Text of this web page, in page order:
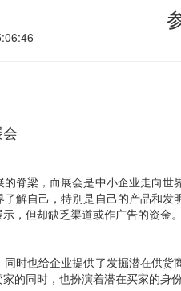
脊梁，而展会是中小企业走向
解自己，特别是自己的产品和
，但却缺乏渠道或作广告的资
时也给企业提供了发掘潜在供
的同时，也扮演着潜在买家的